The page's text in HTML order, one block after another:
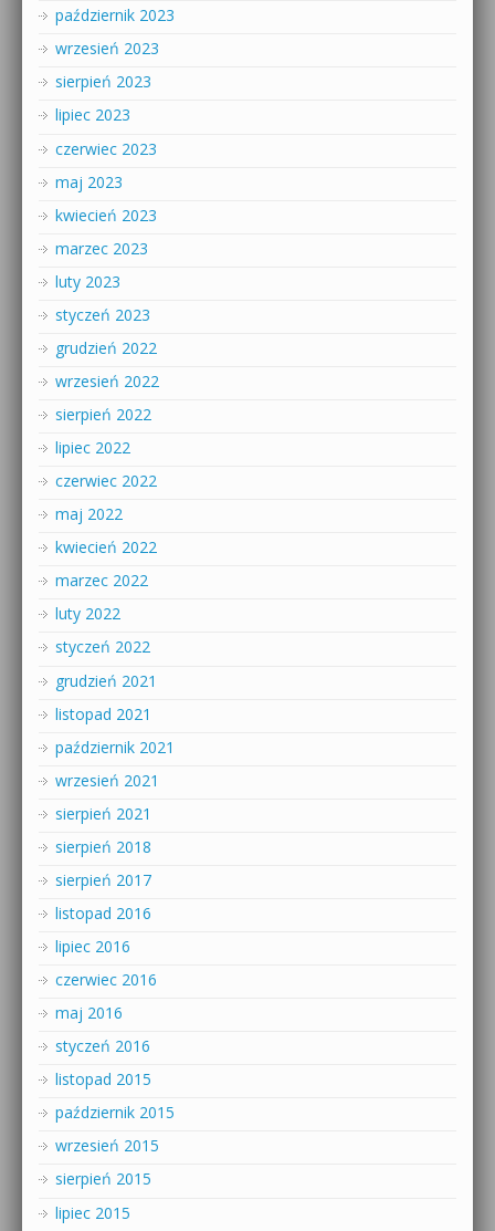
październik 2023
wrzesień 2023
sierpień 2023
lipiec 2023
czerwiec 2023
maj 2023
kwiecień 2023
marzec 2023
luty 2023
styczeń 2023
grudzień 2022
wrzesień 2022
sierpień 2022
lipiec 2022
czerwiec 2022
maj 2022
kwiecień 2022
marzec 2022
luty 2022
styczeń 2022
grudzień 2021
listopad 2021
październik 2021
wrzesień 2021
sierpień 2021
sierpień 2018
sierpień 2017
listopad 2016
lipiec 2016
czerwiec 2016
maj 2016
styczeń 2016
listopad 2015
październik 2015
wrzesień 2015
sierpień 2015
lipiec 2015